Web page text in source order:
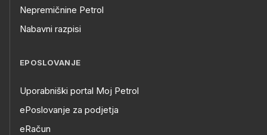
Nepremičnine Petrol
Nabavni razpisi
EPOSLOVANJE
Uporabniški portal Moj Petrol
ePoslovanje za podjetja
eRačun